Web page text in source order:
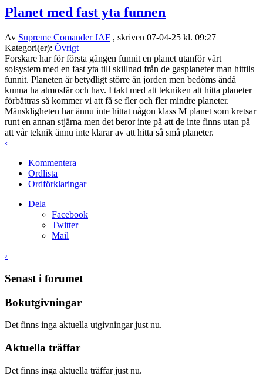
Planet med fast yta funnen
Av Supreme Comander JAF , skriven 07-04-25 kl. 09:27
Kategori(er): Övrigt
Forskare har för första gången funnit en planet utanför vårt
solsystem med en fast yta till skillnad från de gasplaneter man hittils
funnit. Planeten är betydligt större än jorden men bedöms ändå
kunna ha atmosfär och hav. I takt med att tekniken att hitta planeter
förbättras så kommer vi att få se fler och fler mindre planeter.
Mänskligheten har ännu inte hittat någon klass M planet som kretsar
runt en annan stjärna men det beror inte på att de inte finns utan på
att vår teknik ännu inte klarar av att hitta så små planeter.
‹
Kommentera
Ordlista
Ordförklaringar
Dela
Facebook
Twitter
Mail
›
Senast i forumet
Bokutgivningar
Det finns inga aktuella utgivningar just nu.
Aktuella träffar
Det finns inga aktuella träffar just nu.